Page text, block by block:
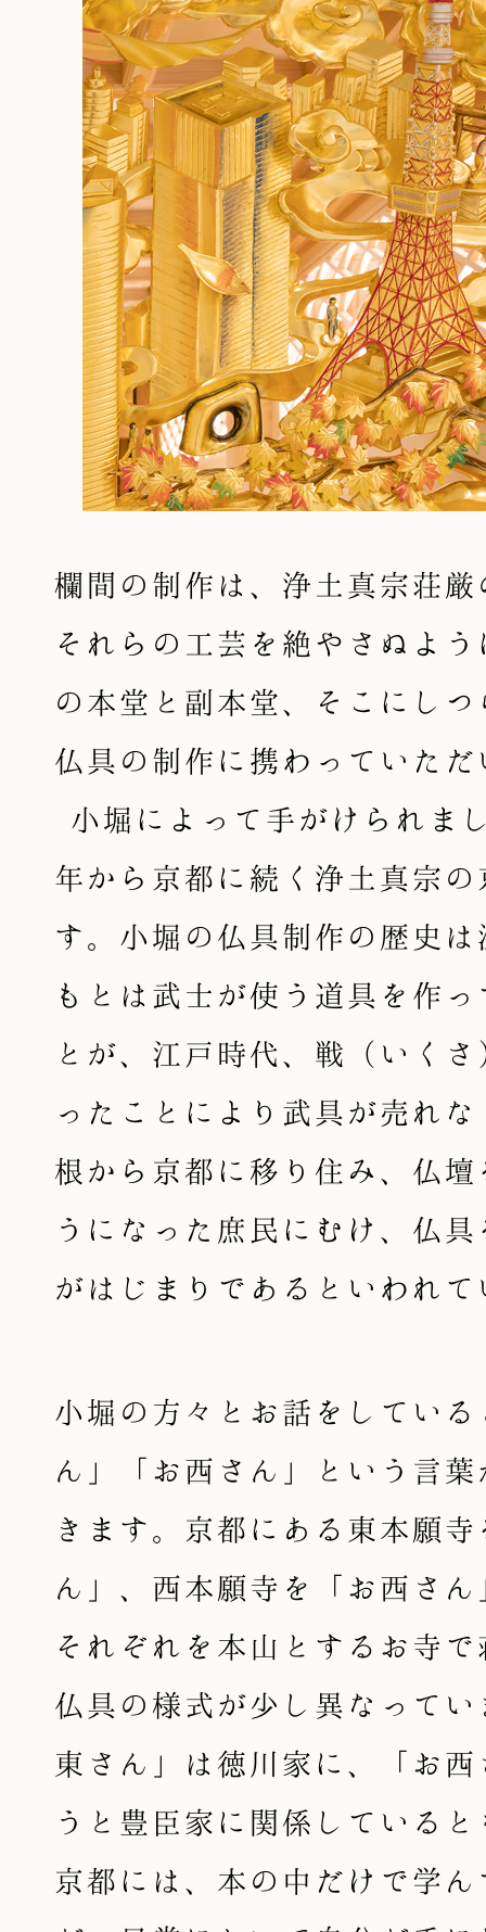
欄間の制作は、浄土真宗荘
それらの工芸を絶やさぬよ
の本堂と副本堂、そこにし
仏具の制作に携わっていた
小堀によって手がけられま
年から京都に続く浄土真宗
す。小堀の仏具制作の歴史
もとは武士が使う道具を作
とが、江戸時代、戦（いく
ったことにより武具が売れ
根から京都に移り住み、仏
うになった庶民にむけ、仏
がはじまりであるといわれ
小堀の方々とお話をしてい
ん」「お西さん」という言
きます。京都にある東本願
ん」、西本願寺を「お西さ
それぞれを本山とするお寺
仏具の様式が少し異なって
東さん」は徳川家に、「お
うと豊臣家に関係している
京都には、本の中だけで学